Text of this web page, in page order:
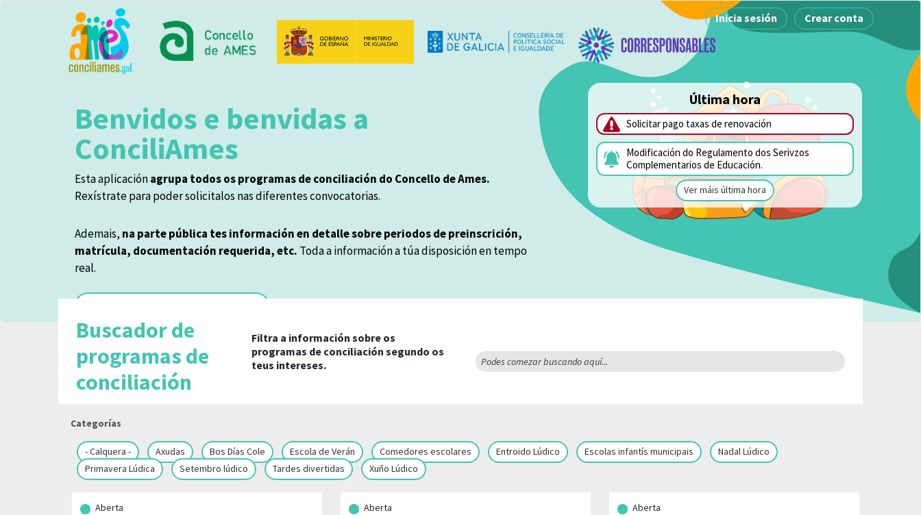
Inicia sesión Crear conta
Última hora
Solicitar pago taxas de renovación
Modificación do Regulamento dos Serivzos
Complementarios de Educación.
Ver máis última hora
Benvidos e benvidas a
ConciliAmes
Esta aplicaciónagrupa todos os programas de conciliación do Concello de Ames.
Rexístrate para poder solicitalos nas diferentes convocatorias.
Ademais, na parte pública tes información en detalle sobre periodos de preinscrición,
matrícula, documentación requerida, etc. Toda a información a túa disposición en tempo
real.
Buscador de
programas de
conciliación
Filtra a información sobre os
programas de conciliación segundo os
teus intereses.
Categorías
- Calquera - Axudas Bos Días Cole Escola de Verán Comedores escolares Entroido Lúdico Escolas infantís municipais
Nadal Lúdico
Primavera Lúdica
Setembro lúdico Tardes divertidas Xuño Lúdico
Aberta Aberta Aberta